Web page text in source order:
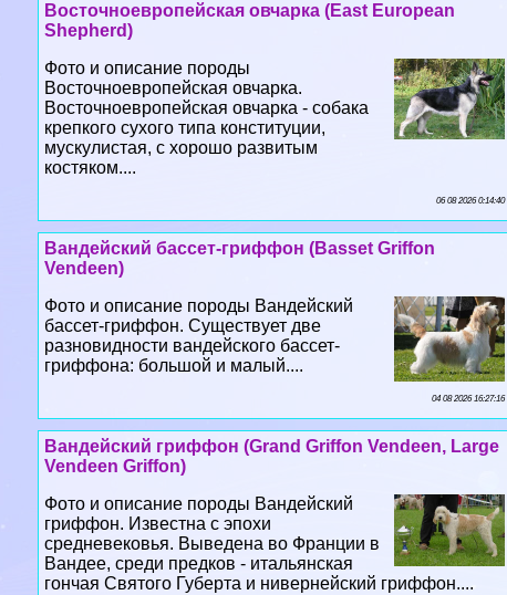
Восточноевропейская овчарка (East European
Shepherd)
Фото и описание породы
Восточноевропейская овчарка.
Восточноевропейская овчарка - собака
крепкого сухого типа конституции,
мускулистая, с хорошо развитым
костяком....
06 08 2026 0:14:40
Вандейский бассет-гриффон (Basset Griffon
Vendeen)
Фото и описание породы Вандейский
бассет-гриффон. Существует две
разновидности вандейского бассет-
гриффона: большой и малый....
04 08 2026 16:27:16
Вандейский гриффон (Grand Griffon Vendeen, Large
Vendeen Griffon)
Фото и описание породы Вандейский
гриффон. Известна с эпохи
средневековья. Выведена во Франции в
Вандее, среди предков - итальянская
гончая Святого Губерта и нивернейский гриффон....